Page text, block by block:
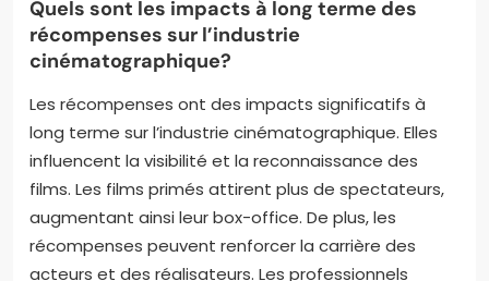
augmentent les recettes au box-office. Par
exemple, un film ayant remporté un Oscar peut voir
ses ventes augmenter de 50% après la cérémonie.
Ainsi, les récompenses jouent un rôle crucial dans la
façon dont les films dramatiques sont perçus et
appréciés par le public.
Quels sont les impacts à long terme des
récompenses sur l’industrie
cinématographique?